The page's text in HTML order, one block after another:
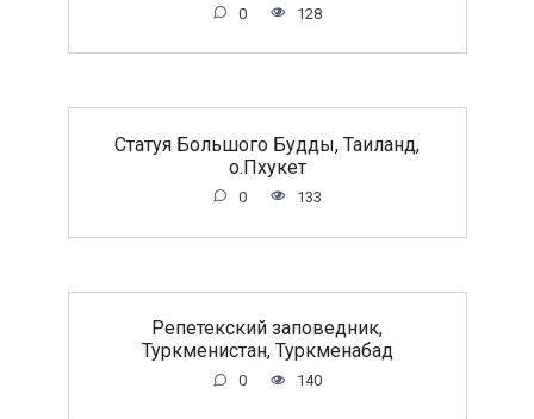
0 128
Статуя Большого Будды, Таиланд,
о.Пхукет
0 133
Репетекский заповедник,
Туркменистан, Туркменабад
0 140